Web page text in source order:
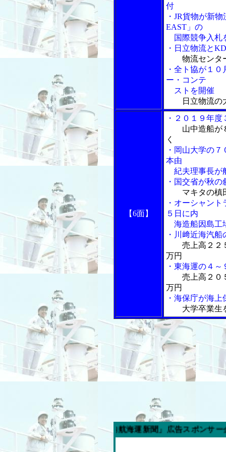
付
・JR貨物が新
EAST」の
国際競争入札
・日立物流と
物流センタ
・全ト協が１
ー・コンテ
ストを開催
日立物流の
【6面】
・２０１９年
山中造船が
く
・岡山大学の
本由
紀夫理事長が
・国交省が秋
マキタの槙
・オーシャン
５日に内
海造船因島工
・川﨑近海汽
売上高２２
万円
・東海運の４
売上高２０
万円
・海保庁が海
大学卒業生
今週の「内航海運新聞」広告スポンサー企業